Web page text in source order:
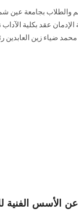
والطلاب بجامعة عين
عقد بكلية
ضياء زين العابدين
الأسس الفنية